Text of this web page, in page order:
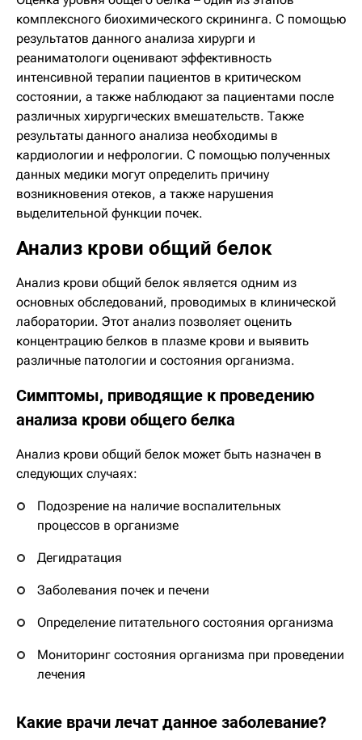
комплексного биохимического скрининга. С помощью
результатов данного анализа хирурги и
реаниматологи оценивают эффективность
интенсивной терапии пациентов в критическом
состоянии, а также наблюдают за пациентами после
различных хирургических вмешательств. Также
результаты данного анализа необходимы в
кардиологии и нефрологии. С помощью полученных
данных медики могут определить причину
возникновения отеков, а также нарушения
выделительной функции почек.
Анализ крови общий белок
Анализ крови общий белок является одним из
основных обследований, проводимых в клинической
лаборатории. Этот анализ позволяет оценить
концентрацию белков в плазме крови и выявить
различные патологии и состояния организма.
Симптомы, приводящие к проведению
анализа крови общего белка
Анализ крови общий белок может быть назначен в
следующих случаях:
Подозрение на наличие воспалительных
процессов в организме
Дегидратация
Заболевания почек и печени
Определение питательного состояния организма
Мониторинг состояния организма при проведении
лечения
Какие врачи лечат данное заболевание?